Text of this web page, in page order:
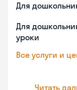
Для
Для
уроки
Все услуги и
Читать